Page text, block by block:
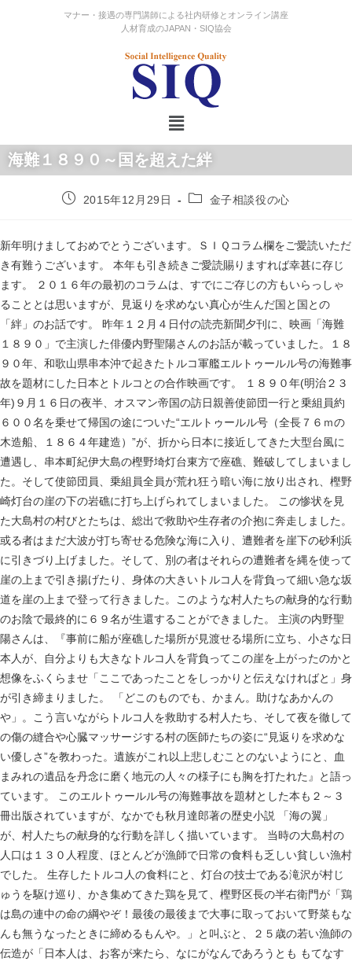
マナー・接遇の専門講師による社内研修とオンライン講座
人材育成のJAPAN・SIQ協会
海難１８９０～国を超えた絆
2015年12月29日 金子相談役の心
新年明けましておめでとうございます。ＳＩＱコラム欄をご愛読いただ
き有難うございます。 本年も引き続きご愛読賜りますれば幸甚に存じ
ます。 ２０１６年の最初のコラムは、すでにご存じの方もいらっしゃ
ることとは思いますが、見返りを求めない真心が生んだ国と国との
「絆」のお話です。 昨年１２月４日付の読売新聞夕刊に、映画「海難
１８９０」で主演した俳優内野聖陽さんのお話が載っていました。１８
９０年、和歌山県串本沖で起きたトルコ軍艦エルトゥールル号の海難事
故を題材にした日本とトルコとの合作映画です。 １８９０年(明治２３
年)９月１６日の夜半、オスマン帝国の訪日親善使節団一行と乗組員約
６００名を乗せて帰国の途についた“エルトゥールル号（全長７６ｍの
木造船、１８６４年建造）”が、折から日本に接近してきた大型台風に
遭遇し、串本町紀伊大島の樫野埼灯台東方で座礁、難破してしまいまし
た。そして使節団員、乗組員全員が荒れ狂う暗い海に放り出され、樫野
崎灯台の崖の下の岩礁に打ち上げられてしまいました。 この惨状を見
た大島村の村びとたちは、総出で救助や生存者の介抱に奔走しました。
或る者はまだ大波が打ち寄せる危険な海に入り、遭難者を崖下の砂利浜
に引きづり上げました。そして、別の者はそれらの遭難者を縄を使って
崖の上まで引き揚げたり、身体の大きいトルコ人を背負って細い急な坂
道を崖の上まで登って行きました。このような村人たちの献身的な行動
のお陰で最終的に６９名が生還することができました。 主演の内野聖
陽さんは、『事前に船が座礁した場所が見渡せる場所に立ち、小さな日
本人が、自分よりも大きなトルコ人を背負ってこの崖を上がったのかと
想像をふくらませ「ここであったことをしっかりと伝えなければと」身
が引き締まりました。 「どこのものでも、かまん。助けなあかんの
や」。こう言いながらトルコ人を救助する村人たち、そして夜を徹して
の傷の縫合や心臓マッサージする村の医師たちの姿に“見返りを求めな
い優しさ”を教わった。遺族がこれ以上悲しむことのないようにと、血
まみれの遺品を丹念に磨く地元の人々の様子にも胸を打たれた』と語っ
ています。 このエルトゥールル号の海難事故を題材とした本も２～３
冊出版されていますが、なかでも秋月達郎著の歴史小説 「海の翼」
が、村人たちの献身的な行動を詳しく描いています。 当時の大島村の
人口は１３０人程度、ほとんどが漁師で日常の食料も乏しい貧しい漁村
でした。 生存したトルコ人の食料にと、灯台の技士である滝沢が村じ
ゅうを駆け巡り、かき集めてきた鶏を見て、樫野区長の半右衛門が「鶏
は島の連中の命の綱やぞ！最後の最後まで大事に取っておいて野菜もな
んも無うなったときに締めるもんや。」と叫ぶと、２５歳の若い漁師の
伝造が「日本人は、お客が来たら、なにがなんであろうとも もてなす